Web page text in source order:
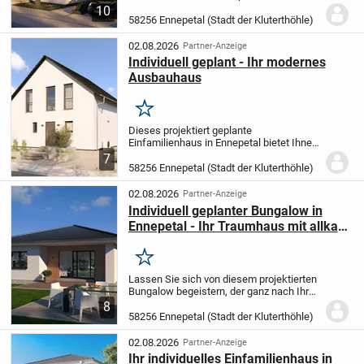
10
Wohnfläche von 181,79 m² auf zwei
Etagen viel Raum für Ihre individuellen
Wünsche und...
58256 Ennepetal (Stadt der Kluterthöhle)
7
02.08.2026 Partner-Anzeige
Individuell geplant - Ihr modernes
Ausbauhaus
Merken
Dieses projektiert geplante
Einfamilienhaus in Ennepetal bietet Ihnen
Wohnfläche ausreichend Raum für Ihre
Familie. Das 376 m² große Grundstück
beherbergt ein Haus mit...
58256 Ennepetal (Stadt der Kluterthöhle)
8
02.08.2026 Partner-Anzeige
Individuell geplanter Bungalow in
Ennepetal - Ihr Traumhaus mit allkauf
Merken
Lassen Sie sich von diesem projektierten
Bungalow begeistern, der ganz nach Ihren
Vorstellungen gestaltet wird. Mit einer
Wohnfläche von 98,74 m² auf einem
großzügigen...
58256 Ennepetal (Stadt der Kluterthöhle)
02.08.2026 Partner-Anzeige
Ihr individuelles Einfamilienhaus in